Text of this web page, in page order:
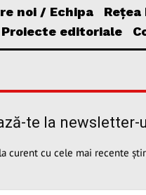
noi / Echipa
Rețea
Proiecte editoriale
te la newsletter-
curent cu cele mai recente